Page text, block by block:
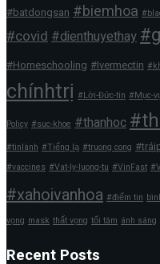
#batdongsan #biemhoa
#covid#dienthuyethay
#Homeschooling #Ivermectin
chínhtrị #Lời-Đức-tin #Mục-
Policy #suc-khoe #thanhoc
#tinlành #Tiếng lạ #truong cong
#vaccines #Vat-ly-luong-tu #VinFast
#xahoivanhoa #điểm tin
vọng mask thất vọng tối tăm ánh sáng
Recent Posts